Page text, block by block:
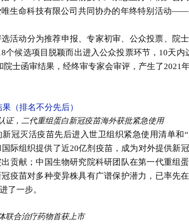
生命科技有限公司共同协办的年终特别活动
活动分为推荐申报、专家初审、公众投票、院
个候选项目脱颖而出进入公众投票环节，10天内
士函审结果，经终审专家会审评，产生了2021
（排名不分先后）
证，二代重组蛋白新冠疫苗海外获批紧急使用
冠灭活疫苗先后进入世卫组织紧急使用清单和
际组织提供了近20亿剂疫苗，成为对外提供新
贡献；中国生物研究院科研团队在第一代重组
疫苗对多种变异株具有广谱保护潜力，已率先
了一步。
联合治疗药物首获上市